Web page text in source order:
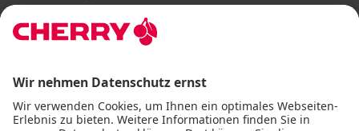
FAQ
ÜBER UNS
Hinweisgebersystem
Code of Business Conduct